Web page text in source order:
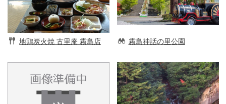
地鶏炭火焼 古里庵 霧島店 霧島神話の里公園